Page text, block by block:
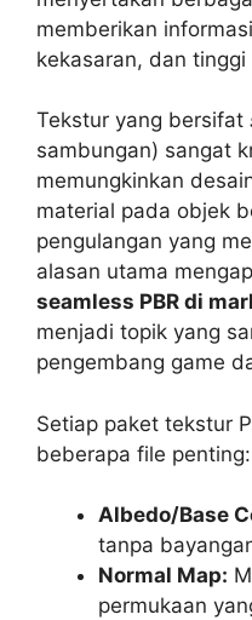
memberikan
kekasaran, dan
Tekstur yang bersifat
sambungan) sangat
memungkinkan
material pada objek
pengulangan yang
alasan utama
seamless PBR di
menjadi topik yang
pengembang game
Setiap paket tekstur
beberapa file penting:
Albedo/Base
tanpa
Normal Map:
permukaan